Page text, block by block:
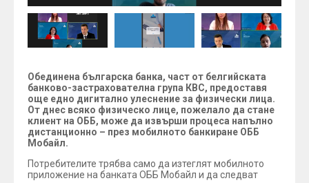
Обединена българска банка, част от белгийската
банково-застрахователна група КВС, предоставя
още едно дигитално улеснение за физически лица.
От днес всяко физическо лице, пожелало да стане
клиент на ОББ, може да извърши процеса напълно
дистанционно – през мобилното банкиране ОББ
Мобайл.
Потребителите трябва само да изтеглят мобилното
приложение на банката ОББ Мобайл и да следват